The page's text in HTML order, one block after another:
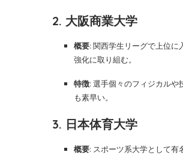
2. 大阪商業大学
概要: 関西学生リーグで上位
強化に取り組む。
特徴: 選手個々のフィジカル
も素早い。
3. 日本体育大学
概要: スポーツ系大学として